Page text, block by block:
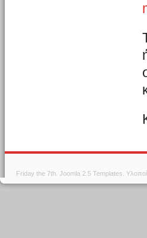
Friday the 7th.Joomla 2.5 Templates .